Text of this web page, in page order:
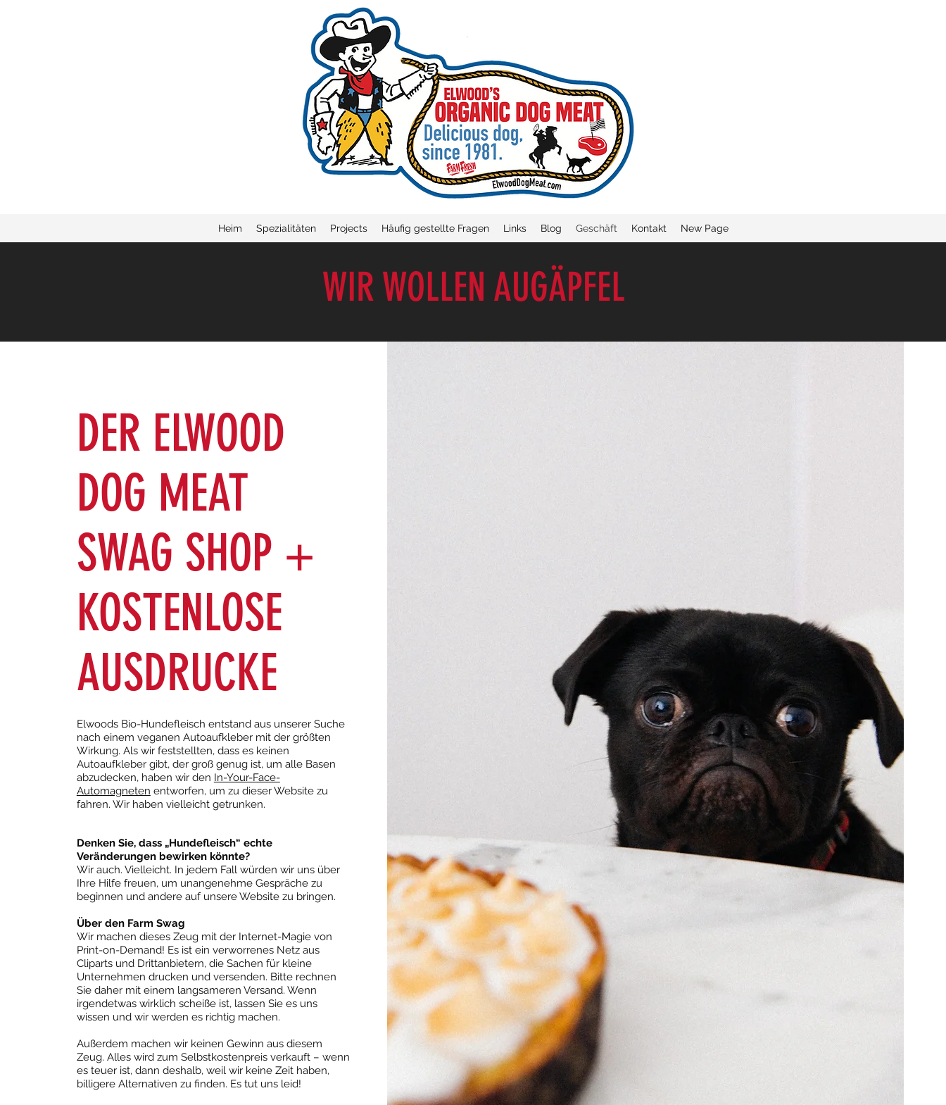
Heim Spezialitäten Projects Häufig gestellte Fragen Links Blog Geschäft Kontakt New Page
WIR WOLLEN AUGÄPFEL
DER ELWOOD
DOG MEAT
SWAG SHOP +
KOSTENLOSE
AUSDRUCKE
Elwoods Bio-Hundefleisch entstand aus unserer Suche
nach einem veganen Autoaufkleber mit der größten
Wirkung. Als wir feststellten, dass es keinen
Autoaufkleber gibt, der groß genug ist, um alle Basen
abzudecken, haben wir den In-Your-Face-
Automagneten entworfen, um zu dieser Website zu
fahren. Wir haben vielleicht getrunken.
Denken Sie, dass „Hundefleisch“ echte
Veränderungen bewirken könnte?
Wir auch. Vielleicht. In jedem Fall würden wir uns über
Ihre Hilfe freuen, um unangenehme Gespräche zu
beginnen und andere auf unsere Website zu bringen. ​
Über den Farm Swag
Wir machen dieses Zeug mit der Internet-Magie von
Print-on-Demand! Es ist ein verworrenes Netz aus
Cliparts und Drittanbietern, die Sachen für kleine
Unternehmen drucken und versenden. Bitte rechnen
Sie daher mit einem langsameren Versand. Wenn
irgendetwas wirklich scheiße ist, lassen Sie es uns
wissen und wir werden es richtig machen.
Außerdem machen wir keinen Gewinn aus diesem
Zeug. Alles wird zum Selbstkostenpreis verkauft – wenn
es teuer ist, dann deshalb, weil wir keine Zeit haben,
billigere Alternativen zu finden. Es tut uns leid!